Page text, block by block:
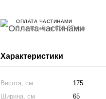
ОПЛАТА ЧАСТИНАМИ
3 платежі по 631.67 грн
Характеристики
Висота, см
175
Ширина, см
65